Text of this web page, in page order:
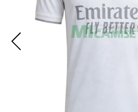
Serie A
Premier League